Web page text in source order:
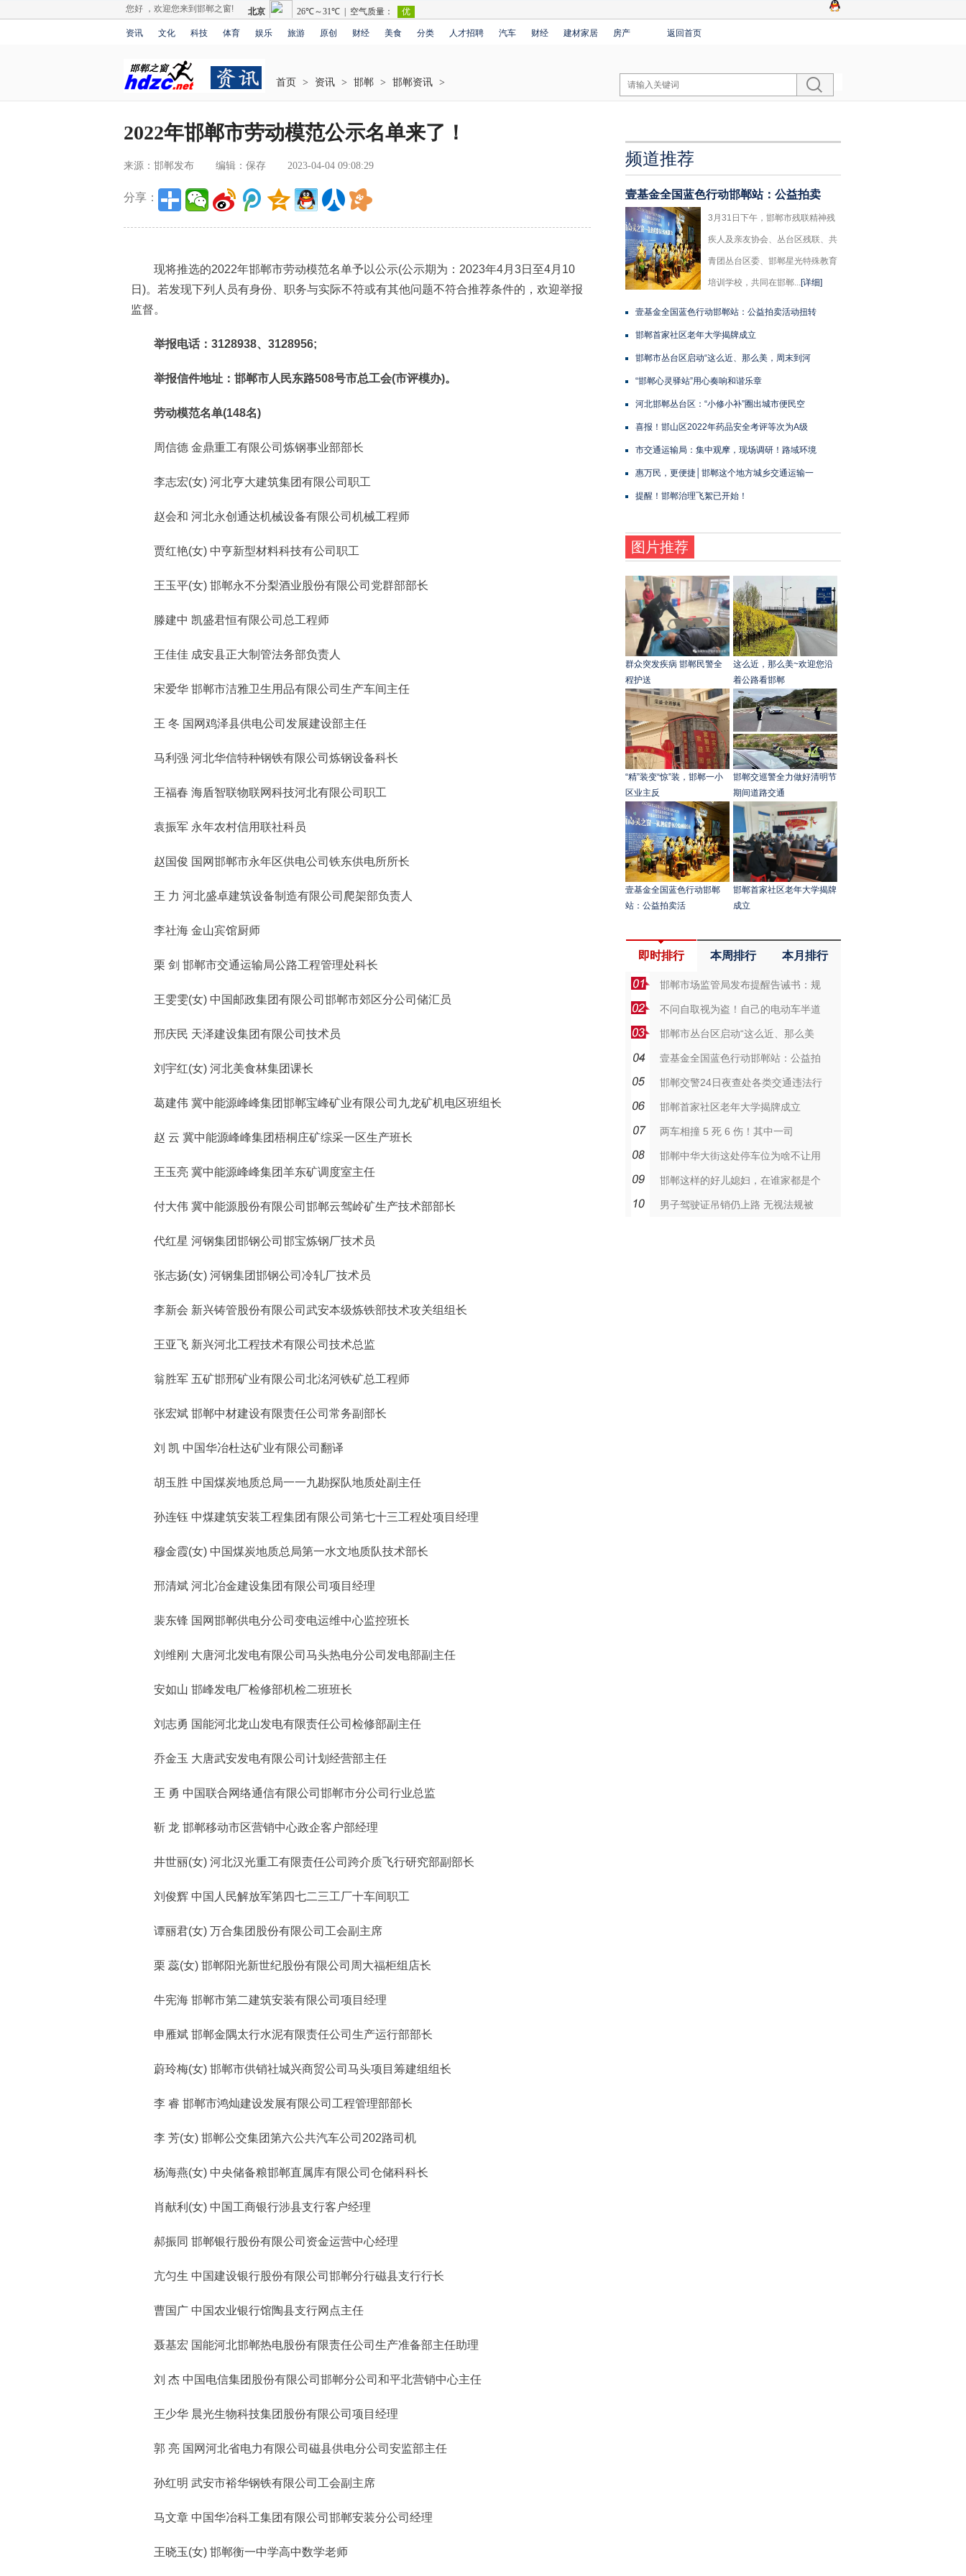
您好 ，欢迎您来到邯郸之窗!
资讯 文化 科技 体育 娱乐 旅游 原创 财经 美食 分类 人才招聘 汽车 财经 建材家居 房产 返回首页
首页 > 资讯 > 邯郸 > 邯郸资讯 >
2022年邯郸市劳动模范公示名单来了！
来源：邯郸发布 编辑：保存 2023-04-04 09:08:29
分享：
现将推选的2022年邯郸市劳动模范名单予以公示(公示期为：2023年4月3日至4月10
日)。若发现下列人员有身份、职务与实际不符或有其他问题不符合推荐条件的，欢迎举报
监督。
举报电话：3128938、3128956;
举报信件地址：邯郸市人民东路508号市总工会(市评模办)。
劳动模范名单(148名)
周信德 金鼎重工有限公司炼钢事业部部长
李志宏(女) 河北亨大建筑集团有限公司职工
赵会和 河北永创通达机械设备有限公司机械工程师
贾红艳(女) 中亨新型材料科技有公司职工
王玉平(女) 邯郸永不分梨酒业股份有限公司党群部部长
滕建中 凯盛君恒有限公司总工程师
王佳佳 成安县正大制管法务部负责人
宋爱华 邯郸市洁雅卫生用品有限公司生产车间主任
王 冬 国网鸡泽县供电公司发展建设部主任
马利强 河北华信特种钢铁有限公司炼钢设备科长
王福春 海盾智联物联网科技河北有限公司职工
袁振军 永年农村信用联社科员
赵国俊 国网邯郸市永年区供电公司铁东供电所所长
王 力 河北盛卓建筑设备制造有限公司爬架部负责人
李社海 金山宾馆厨师
栗 剑 邯郸市交通运输局公路工程管理处科长
王雯雯(女) 中国邮政集团有限公司邯郸市郊区分公司储汇员
邢庆民 天泽建设集团有限公司技术员
刘宇红(女) 河北美食林集团课长
葛建伟 冀中能源峰峰集团邯郸宝峰矿业有限公司九龙矿机电区班组长
赵 云 冀中能源峰峰集团梧桐庄矿综采一区生产班长
王玉亮 冀中能源峰峰集团羊东矿调度室主任
付大伟 冀中能源股份有限公司邯郸云驾岭矿生产技术部部长
代红星 河钢集团邯钢公司邯宝炼钢厂技术员
张志扬(女) 河钢集团邯钢公司冷轧厂技术员
李新会 新兴铸管股份有限公司武安本级炼铁部技术攻关组组长
王亚飞 新兴河北工程技术有限公司技术总监
翁胜军 五矿邯邢矿业有限公司北洺河铁矿总工程师
张宏斌 邯郸中材建设有限责任公司常务副部长
刘 凯 中国华冶杜达矿业有限公司翻译
胡玉胜 中国煤炭地质总局一一九勘探队地质处副主任
孙连钰 中煤建筑安装工程集团有限公司第七十三工程处项目经理
穆金霞(女) 中国煤炭地质总局第一水文地质队技术部长
邢清斌 河北冶金建设集团有限公司项目经理
裴东锋 国网邯郸供电分公司变电运维中心监控班长
刘维刚 大唐河北发电有限公司马头热电分公司发电部副主任
安如山 邯峰发电厂检修部机检二班班长
刘志勇 国能河北龙山发电有限责任公司检修部副主任
乔金玉 大唐武安发电有限公司计划经营部主任
王 勇 中国联合网络通信有限公司邯郸市分公司行业总监
靳 龙 邯郸移动市区营销中心政企客户部经理
井世丽(女) 河北汉光重工有限责任公司跨介质飞行研究部副部长
刘俊辉 中国人民解放军第四七二三工厂十车间职工
谭丽君(女) 万合集团股份有限公司工会副主席
栗 蕊(女) 邯郸阳光新世纪股份有限公司周大福柜组店长
牛宪海 邯郸市第二建筑安装有限公司项目经理
申雁斌 邯郸金隅太行水泥有限责任公司生产运行部部长
蔚玲梅(女) 邯郸市供销社城兴商贸公司马头项目筹建组组长
李 睿 邯郸市鸿灿建设发展有限公司工程管理部部长
李 芳(女) 邯郸公交集团第六公共汽车公司202路司机
杨海燕(女) 中央储备粮邯郸直属库有限公司仓储科科长
肖献利(女) 中国工商银行涉县支行客户经理
郝振同 邯郸银行股份有限公司资金运营中心经理
亢匀生 中国建设银行股份有限公司邯郸分行磁县支行行长
曹国广 中国农业银行馆陶县支行网点主任
聂基宏 国能河北邯郸热电股份有限责任公司生产准备部主任助理
刘 杰 中国电信集团股份有限公司邯郸分公司和平北营销中心主任
王少华 晨光生物科技集团股份有限公司项目经理
郭 亮 国网河北省电力有限公司磁县供电分公司安监部主任
孙红明 武安市裕华钢铁有限公司工会副主席
马文章 中国华冶科工集团有限公司邯郸安装分公司经理
王晓玉(女) 邯郸衡一中学高中数学老师
频道推荐
壹基金全国蓝色行动邯郸站：公益拍卖
3月31日下午，邯郸市残联精神残
疾人及亲友协会、丛台区残联、共
青团丛台区委、邯郸星光特殊教育
培训学校，共同在邯郸...[详细]
壹基金全国蓝色行动邯郸站：公益拍卖活动扭转
邯郸首家社区老年大学揭牌成立
邯郸市丛台区启动“这么近、那么美，周末到河
“邯郸心灵驿站”用心奏响和谐乐章
河北邯郸丛台区：“小修小补”圈出城市便民空
喜报！邯山区2022年药品安全考评等次为A级
市交通运输局：集中观摩，现场调研！路域环境
惠万民，更便捷│邯郸这个地方城乡交通运输一
提醒！邯郸治理飞絮已开始！
图片推荐
群众突发疾病 邯郸民警全
程护送
这么近，那么美~欢迎您沿
着公路看邯郸
“精”装变“惊”装，邯郸一小
区业主反
邯郸交巡警全力做好清明节
期间道路交通
壹基金全国蓝色行动邯郸
站：公益拍卖活
邯郸首家社区老年大学揭牌
成立
即时排行 本周排行 本月排行
邯郸市场监管局发布提醒告诫书：规
不问自取视为盗！自己的电动车半道
邯郸市丛台区启动“这么近、那么美
壹基金全国蓝色行动邯郸站：公益拍
邯郸交警24日夜查处各类交通违法行
邯郸首家社区老年大学揭牌成立
两车相撞 5 死 6 伤！其中一司
邯郸中华大街这处停车位为啥不让用
邯郸这样的好儿媳妇，在谁家都是个
男子驾驶证吊销仍上路 无视法规被